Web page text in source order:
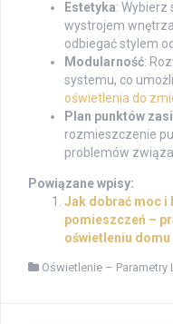
Estetyka: Wybierz
wystrojem
odbiegać stylem
Modularność:
systemu, co
oświetlenia do
Plan punktów
rozmieszczenie
problemów
Powiązane wpisy:
Jak dobrać moc i
pomieszczeń –
oświetleniu domu
Oświetlenie – Parametry